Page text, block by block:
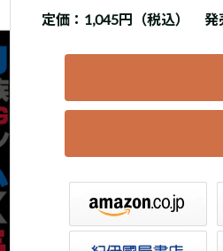
定価： 1,045円（税込） 発
ス セブンネット
HonyaClub